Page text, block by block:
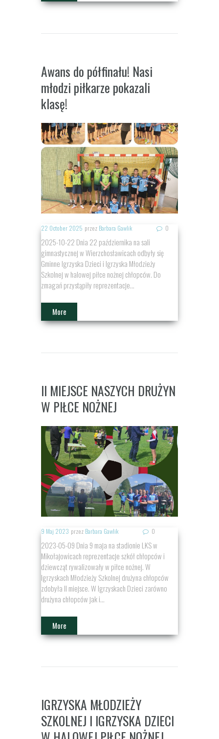
Awans do półfinału! Nasi
młodzi piłkarze pokazali
klasę!
22 October 2025 przez Barbara Gawlik 0
2025-10-22 Dnia 22 października na sali
gimnastycznej w Wierzchosławicach odbyły się
Gminne Igrzyska Dzieci i Igrzyska Młodzieży
Szkolnej w halowej piłce nożnej chłopców. Do
zmagań przystąpiły reprezentacje...
More
II MIEJSCE NASZYCH DRUŻYN
W PIŁCE NOŻNEJ
9 Maj 2023 przez Barbara Gawlik 0
2023-05-09 Dnia 9 maja na stadionie LKS w
Mikołajowicach reprezentacje szkół chłopców i
dziewcząt rywalizowały w piłce nożnej. W
Igrzyskach Młodzieży Szkolnej drużyna chłopców
zdobyła II miejsce. W Igrzyskach Dzieci zarówno
drużyna chłopców jak i...
More
IGRZYSKA MŁODZIEŻY
SZKOLNEJ I IGRZYSKA DZIECI